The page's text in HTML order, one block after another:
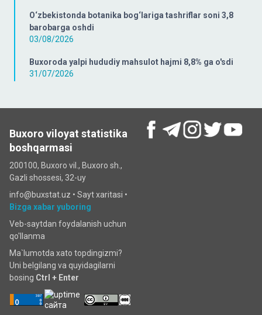
O‘zbekistonda botanika bog‘lariga tashriflar soni 3,8
barobarga oshdi
03/08/2026
Buxoroda yalpi hududiy mahsulot hajmi 8,8% ga o'sdi
31/07/2026
Buxoro viloyat statistika
boshqarmasi
200100, Buxoro vil., Buxoro sh.,
Gazli shossesi, 32-uy
info@buxstat.uz • Sayt xaritasi •
Bizga xabar yuboring
Veb-saytdan foydalanish uchun
qo'llanma
Ma`lumotda xato topdingizmi?
Uni belgilang va quyidagilarni
bosing Ctrl + Enter